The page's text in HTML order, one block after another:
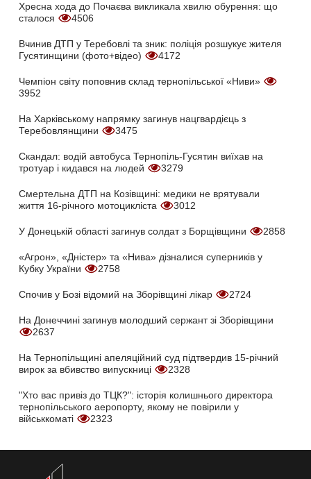
Хресна хода до Почаєва викликала хвилю обурення: що
сталося
4506
Вчинив ДТП у Теребовлі та зник: поліція розшукує жителя
Гусятинщини (фото+відео)
4172
Чемпіон світу поповнив склад тернопільської «Ниви»
3952
На Харківському напрямку загинув нацгвардієць з
Теребовлянщини
3475
Скандал: водій автобуса Тернопіль-Гусятин виїхав на
тротуар і кидався на людей
3279
Смертельна ДТП на Козівщині: медики не врятували
життя 16-річного мотоцикліста
3012
У Донецькій області загинув солдат з Борщівщини 2858
«Агрон», «Дністер» та «Нива» дізналися суперників у
Кубку України
2758
Спочив у Бозі відомий на Зборівщині лікар 2724
На Донеччині загинув молодший сержант зі Зборівщини
2637
На Тернопільщині апеляційний суд підтвердив 15-річний
вирок за вбивство випускниці
2328
"Хто вас привіз до ТЦК?": історія колишнього директора
тернопільського аеропорту, якому не повірили у
військкоматі
2323